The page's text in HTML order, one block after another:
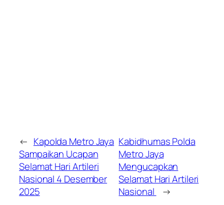
← Kapolda Metro Jaya
Sampaikan Ucapan
Selamat Hari Artileri
Nasional 4 Desember
2025
Kabidhumas Polda
Metro Jaya
Mengucapkan
Selamat Hari Artileri
Nasional
→